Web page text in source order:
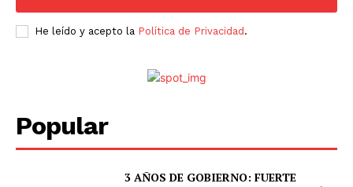
He leído y acepto la Política de Privacidad.
Popular
3 AÑOS DE GOBIERNO: FUERTE